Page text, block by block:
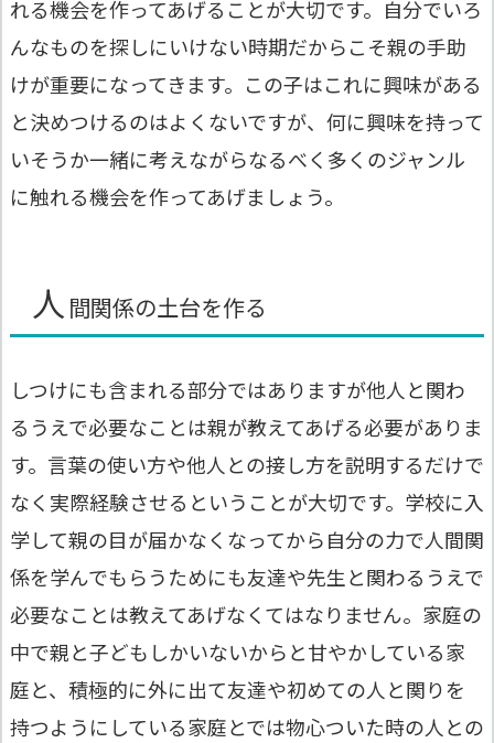
れる機会を作ってあげることが大切です。自分でいろ
んなものを探しにいけない時期だからこそ親の手助
けが重要になってきます。この子はこれに興味がある
と決めつけるのはよくないですが、何に興味を持って
いそうか一緒に考えながらなるべく多くのジャンル
に触れる機会を作ってあげましょう。
人 間関係の土台を作る
しつけにも含まれる部分ではありますが他人と関わ
るうえで必要なことは親が教えてあげる必要がありま
す。言葉の使い方や他人との接し方を説明するだけで
なく実際経験させるということが大切です。学校に入
学して親の目が届かなくなってから自分の力で人間関
係を学んでもらうためにも友達や先生と関わるうえで
必要なことは教えてあげなくてはなりません。家庭の
中で親と子どもしかいないからと甘やかしている家
庭と、積極的に外に出て友達や初めての人と関りを
持つようにしている家庭とでは物心ついた時の人との